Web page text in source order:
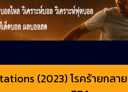
(2023) โรคร้ายกล